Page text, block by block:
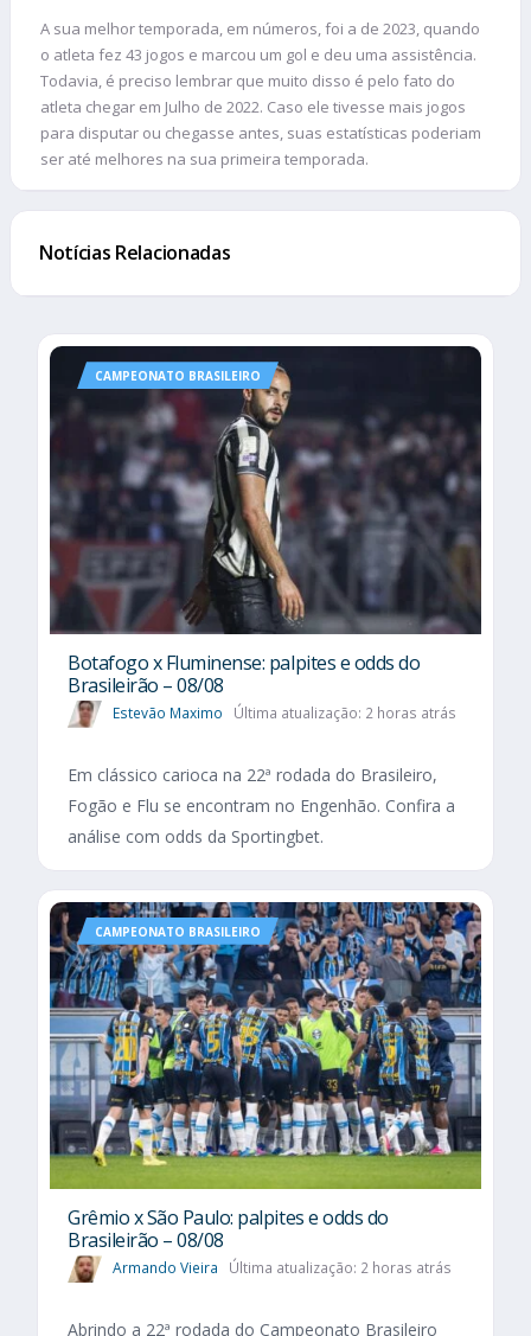
A sua melhor temporada, em números, foi a de 2023, quando
o atleta fez 43 jogos e marcou um gol e deu uma assistência.
Todavia, é preciso lembrar que muito disso é pelo fato do
atleta chegar em Julho de 2022. Caso ele tivesse mais jogos
para disputar ou chegasse antes, suas estatísticas poderiam
ser até melhores na sua primeira temporada.
Notícias Relacionadas
CAMPEONATO BRASILEIRO
Botafogo x Fluminense: palpites e odds do
Brasileirão – 08/08
Estevão Maximo Última atualização: 2 horas atrás
Em clássico carioca na 22ª rodada do Brasileiro,
Fogão e Flu se encontram no Engenhão. Confira a
análise com odds da Sportingbet.
CAMPEONATO BRASILEIRO
Grêmio x São Paulo: palpites e odds do
Brasileirão – 08/08
Armando Vieira Última atualização: 2 horas atrás
Abrindo a 22ª rodada do Campeonato Brasileiro